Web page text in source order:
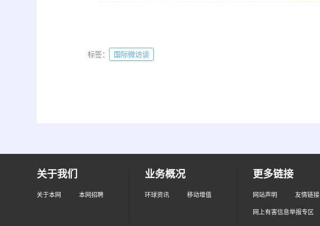
标签： 国际微访谈
关于我们
关于本网 本网招聘
业务概况
环球资讯 移动增值
更多链接
网站声明 友情链接
网上有害信息举报专区